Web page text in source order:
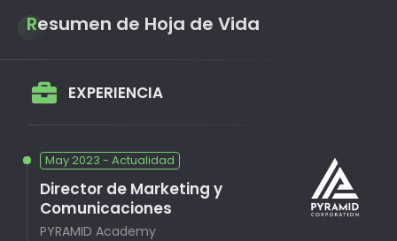
Resumen de Hoja de Vida
EXPERIENCIA
May 2023 - Actualidad
Director de Marketing y
Comunicaciones
PYRAMID Academy